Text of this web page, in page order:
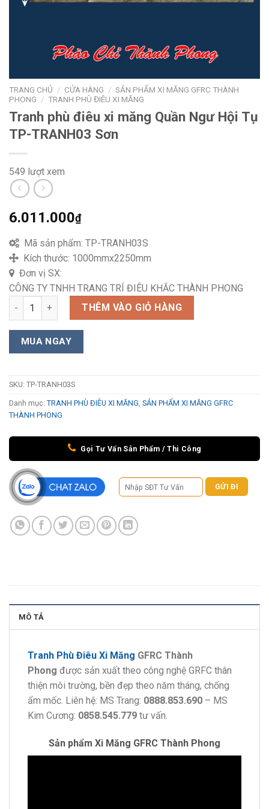
TRANG CHỦ / CỬA HÀNG / SẢN PHẨM XI MĂNG GFRC THÀNH
PHONG / TRANH PHÙ ĐIÊU XI MĂNG
Tranh phù điêu xi măng Quần Ngư Hội Tụ
TP-TRANH03 Sơn
549 lượt xem
6.011.000₫
Mã sản phẩm: TP-TRANH03S
Kích thước: 1000mmx2250mm
Đơn vị SX:
CÔNG TY TNHH TRANG TRÍ ĐIÊU KHẮC THÀNH PHONG
Tranh phù điêu xi măng Quần Ngư Hội Tụ TP-TRANH03 Sơn
THÊM VÀO GIỎ HÀNG
MUA NGAY
SKU: TP-TRANH03S
Danh mục: TRANH PHÙ ĐIÊU XI MĂNG SẢN PHẨM XI MĂNG GFRC
THÀNH PHONG
Gọi Tư Vấn Sản Phẩm / Thi Công
MÔ TẢ
Tranh Phù Điêu Xi Măng GFRC Thành
Phong được sản xuất theo công nghệ GRFC thân
thiện môi trường, bền đẹp theo năm tháng, chống
ẩm mốc. Liên hệ: MS Trang: 0888.853.690 – MS
Kim Cương: 0858.545.779 tư vấn.
Sản phẩm Xi Măng GFRC Thành Phong